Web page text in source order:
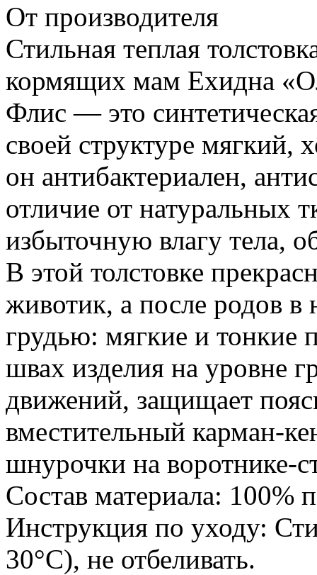
От производителя
Стильная теплая
кормящих мам Ехидна
Флис — это
своей структуре
он антибактериален,
отличие от натуральных
избыточную влагу тела,
В этой толстовке
животик, а после родов
грудью: мягкие и тонкие
швах изделия на уровне
движений, защищает
вместительный карман-
шнурочки на воротнике-
Состав материала: 100%
Инструкция по уходу:
30°С), не отбеливать.